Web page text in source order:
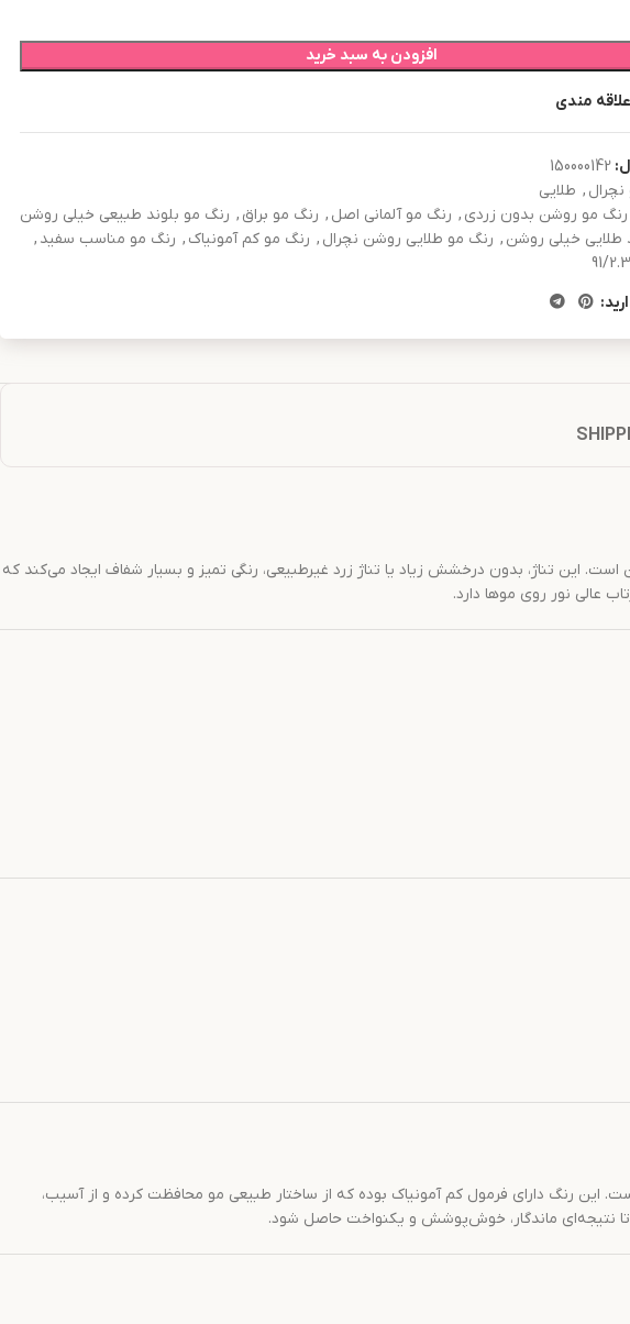
افزودن به سبد خرید
مندی
150000142
, طلایی
رنگ مو روشن بدون زردی , رنگ مو آلمانی اصل , رنگ مو براق , رنگ مو بلوند طبیعی خیلی روشن
طلایی خیلی روشن , رنگ مو طلایی روشن نچرال , رنگ مو کم آمونیاک , رنگ مو مناسب سفید ,
پایه بلوند بسیار روشن است. این تناژ، بدون درخشش زیاد یا تناژ زرد غیرطبیعی، رنگی تمیز و بسیار شفاف ایجاد می‌کند که
عالی نور روی موها دارد.
3 نیز با استانداردهای پیشرفته آلمان طراحی شده است. این رنگ دارای فرمول کم آمونیاک بوده که از ساختار طبیعی مو محافظت کرده و از آسیب،
نتیجه‌ای ماندگار، خوش‌پوشش و یکنواخت حاصل شود.